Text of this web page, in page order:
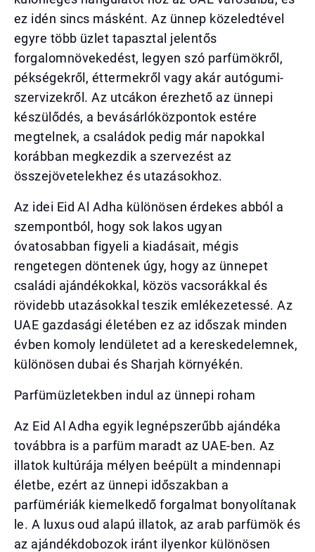
ez idén sincs másként. Az ünnep közeledtével
egyre több üzlet tapasztal jelentős
forgalomnövekedést, legyen szó parfümökről,
pékségekről, éttermekről vagy akár autógumi-
szervizekről. Az utcákon érezhető az ünnepi
készülődés, a bevásárlóközpontok estére
megtelnek, a családok pedig már napokkal
korábban megkezdik a szervezést az
összejövetelekhez és utazásokhoz.
Az idei Eid Al Adha különösen érdekes abból a
szempontból, hogy sok lakos ugyan
óvatosabban figyeli a kiadásait, mégis
rengetegen döntenek úgy, hogy az ünnepet
családi ajándékokkal, közös vacsorákkal és
rövidebb utazásokkal teszik emlékezetessé. Az
UAE gazdasági életében ez az időszak minden
évben komoly lendületet ad a kereskedelemnek,
különösen dubai és Sharjah környékén.
Parfümüzletekben indul az ünnepi roham
Az Eid Al Adha egyik legnépszerűbb ajándéka
továbbra is a parfüm maradt az UAE-ben. Az
illatok kultúrája mélyen beépült a mindennapi
életbe, ezért az ünnepi időszakban a
parfümériák kiemelkedő forgalmat bonyolítanak
le. A luxus oud alapú illatok, az arab parfümök és
az ajándékdobozok iránt ilyenkor különösen